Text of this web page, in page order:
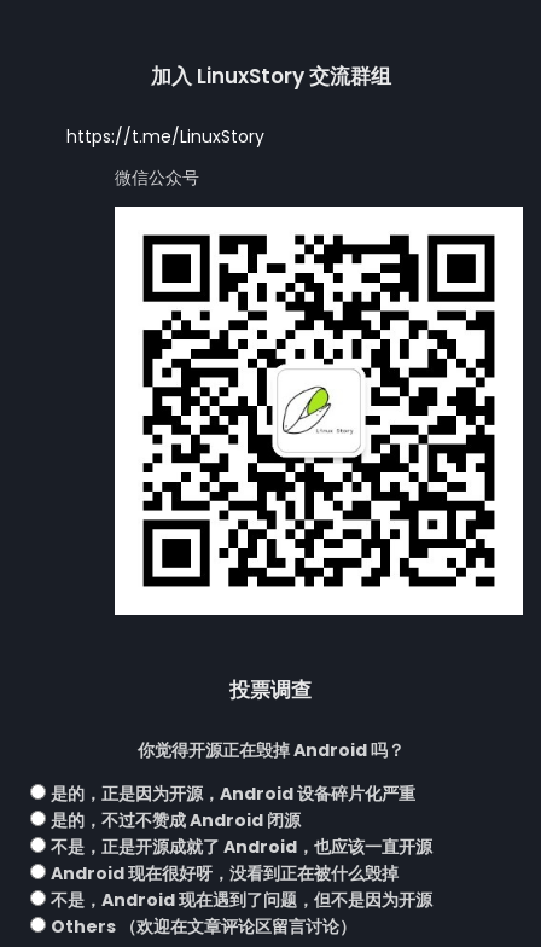
加入 LinuxStory 交流群组
https://t.me/LinuxStory
微信公众号
投票调查
你觉得开源正在毁掉 Android 吗？
是的，正是因为开源，Android 设备碎片化严重
是的，不过不赞成 Android 闭源
不是，正是开源成就了 Android，也应该一直开源
Android 现在很好呀，没看到正在被什么毁掉
不是，Android 现在遇到了问题，但不是因为开源
Others （欢迎在文章评论区留言讨论）